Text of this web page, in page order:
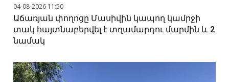
04-08-2026 11:50
Աճառյան փողոցը Մասիվին կապող կամրջի
տակ հայտնաբերվել է տղամարդու մարմին և 2
նամակ